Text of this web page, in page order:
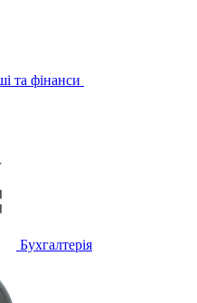
та фінанси
Бухгалтерія